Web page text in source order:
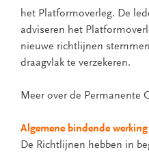
het Platformoverleg. De
adviseren het
nieuwe richtlijnen
draagvlak te verzekeren.
Meer over de Permanente
Algemene bindende werking
De Richtlijnen hebben in